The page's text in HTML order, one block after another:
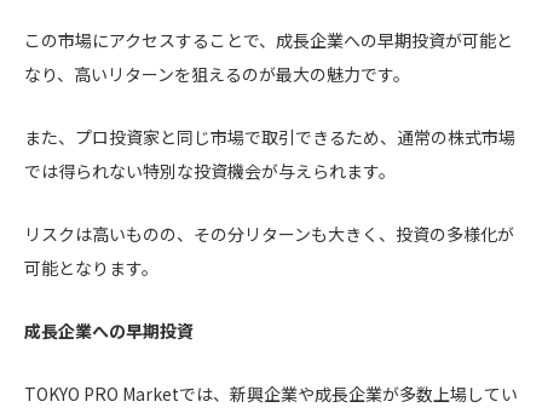
この市場にアクセスすることで、成長企業への早期投資が可能と
なり、高いリターンを狙えるのが最大の魅力です。
また、プロ投資家と同じ市場で取引できるため、通常の株式市場
では得られない特別な投資機会が与えられます。
リスクは高いものの、その分リターンも大きく、投資の多様化が
可能となります。
成長企業への早期投資
TOKYO PRO Marketでは、新興企業や成長企業が多数上場してい